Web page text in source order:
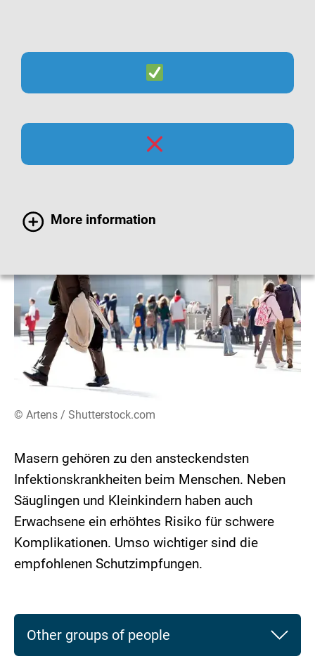
More information
Masern-Impfung bei
Erwachsenen
© Artens / Shutterstock.com
Masern gehören zu den ansteckendsten
Infektionskrankheiten beim Menschen. Neben
Säuglingen und Kleinkindern haben auch
Erwachsene ein erhöhtes Risiko für schwere
Komplikationen. Umso wichtiger sind die
empfohlenen Schutzimpfungen.
Other groups of people